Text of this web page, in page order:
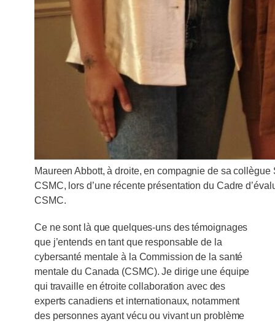
Maureen Abbott, à droite, en compagnie de sa
CSMC, lors d’une récente présentation du Cadre
CSMC.
Ce ne sont là que quelques-uns des témoignages
que j’entends en tant que responsable de la
cybersanté mentale à la Commission de la santé
mentale du Canada (CSMC). Je dirige une équipe
qui travaille en étroite collaboration avec des
experts canadiens et internationaux, notamment
des personnes ayant vécu ou vivant un problème